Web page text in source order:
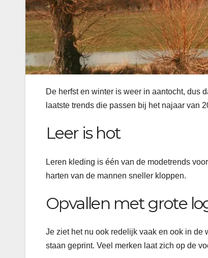
De herfst en winter is weer in aantocht, dus
laatste trends die passen bij het najaar van
Leer is hot
Leren kleding is één van de modetrends
harten van de mannen sneller kloppen.
Opvallen met grote
Je ziet het nu ook redelijk vaak en ook in de
staan geprint. Veel merken laat zich op de